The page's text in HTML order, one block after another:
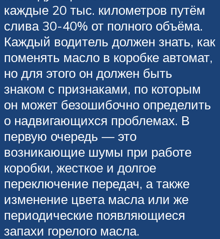
каждые 20 тыс. километров путём
слива 30-40% от полного объёма.
Каждый водитель должен знать, как
поменять масло в коробке автомат,
но для этого он должен быть
знаком с признаками, по которым
он может безошибочно определить
о надвигающихся проблемах. В
первую очередь — это
возникающие шумы при работе
коробки, жесткое и долгое
переключение передач, а также
изменение цвета масла или же
периодические появляющиеся
запахи горелого масла.